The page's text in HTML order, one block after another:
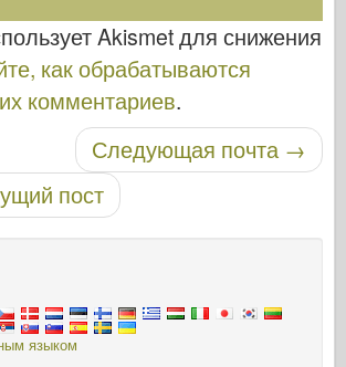
Akismet для снижения
как обрабатываются
комментариев.
записямСледующая почта →
пост
языком